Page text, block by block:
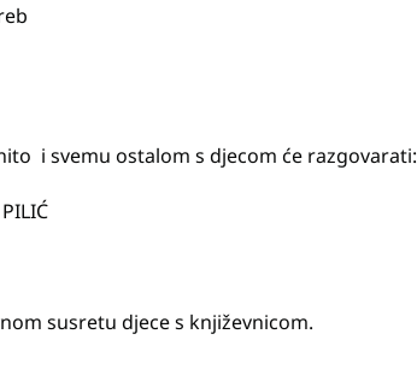
i svemu ostalom s djecom će razgovarati:
susretu djece s književnicom.